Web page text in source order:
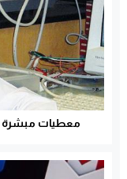
معطيات مبشرة